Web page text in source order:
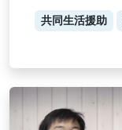
共同生活援助